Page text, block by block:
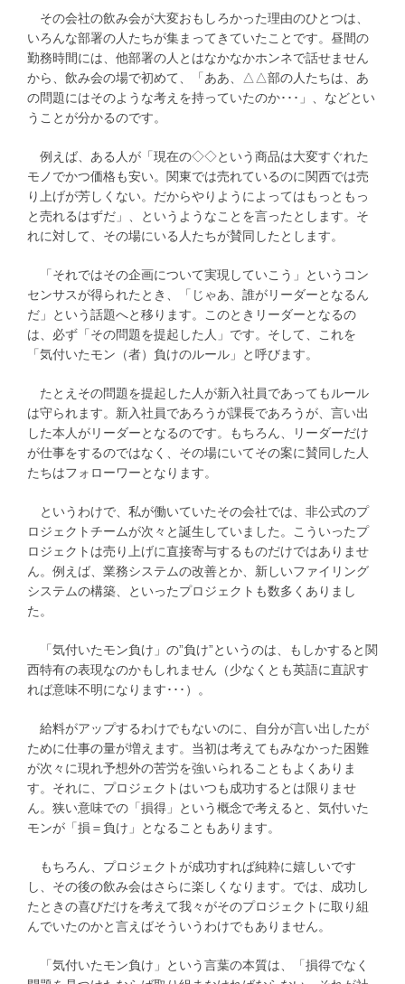
その会社の飲み会が大変おもしろかった理由のひとつは、
いろんな部署の人たちが集まってきていたことです。昼間の
勤務時間には、他部署の人とはなかなかホンネで話せません
から、飲み会の場で初めて、「ああ、△△部の人たちは、あ
の問題にはそのような考えを持っていたのか･･･」、などとい
うことが分かるのです。
例えば、ある人が「現在の◇◇という商品は大変すぐれた
モノでかつ価格も安い。関東では売れているのに関西では売
り上げが芳しくない。だからやりようによってはもっともっ
と売れるはずだ」、というようなことを言ったとします。そ
れに対して、その場にいる人たちが賛同したとします。
「それではその企画について実現していこう」というコン
センサスが得られたとき、「じゃあ、誰がリーダーとなるん
だ」という話題へと移ります。このときリーダーとなるの
は、必ず「その問題を提起した人」です。そして、これを
「気付いたモン（者）負けのルール」と呼びます。
たとえその問題を提起した人が新入社員であってもルール
は守られます。新入社員であろうが課長であろうが、言い出
した本人がリーダーとなるのです。もちろん、リーダーだけ
が仕事をするのではなく、その場にいてその案に賛同した人
たちはフォローワーとなります。
というわけで、私が働いていたその会社では、非公式のプ
ロジェクトチームが次々と誕生していました。こういったプ
ロジェクトは売り上げに直接寄与するものだけではありませ
ん。例えば、業務システムの改善とか、新しいファイリング
システムの構築、といったプロジェクトも数多くありまし
た。
「気付いたモン負け」の”負け”というのは、もしかすると関
西特有の表現なのかもしれません（少なくとも英語に直訳す
れば意味不明になります･･･）。
給料がアップするわけでもないのに、自分が言い出したが
ために仕事の量が増えます。当初は考えてもみなかった困難
が次々に現れ予想外の苦労を強いられることもよくありま
す。それに、プロジェクトはいつも成功するとは限りませ
ん。狭い意味での「損得」という概念で考えると、気付いた
モンが「損＝負け」となることもあります。
もちろん、プロジェクトが成功すれば純粋に嬉しいです
し、その後の飲み会はさらに楽しくなります。では、成功し
たときの喜びだけを考えて我々がそのプロジェクトに取り組
んでいたのかと言えばそういうわけでもありません。
「気付いたモン負け」という言葉の本質は、「損得でなく